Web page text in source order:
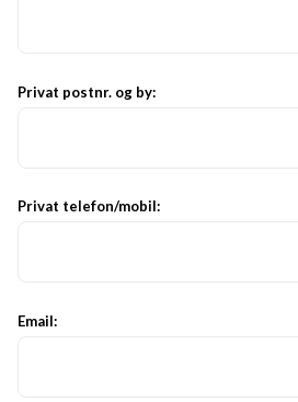
Privat postnr. og by:
Privat telefon/mobil:
Email: